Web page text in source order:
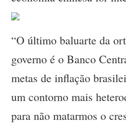
“O último baluarte da
governo é o Banco
metas de inflação
um contorno mais
para não matarmos o